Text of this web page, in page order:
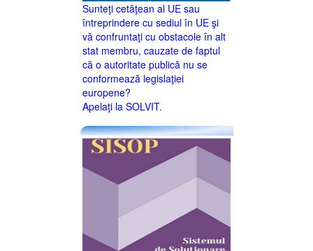
Sunteţi cetăţean al UE sau
întreprindere cu sediul în UE şi
vă confruntaţi cu obstacole în alt
stat membru, cauzate de faptul
că o autoritate publică nu se
conformează legislaţiei
europene?
Apelaţi la SOLVIT.